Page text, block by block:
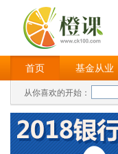
首页 基金从业
从你喜欢的开始：